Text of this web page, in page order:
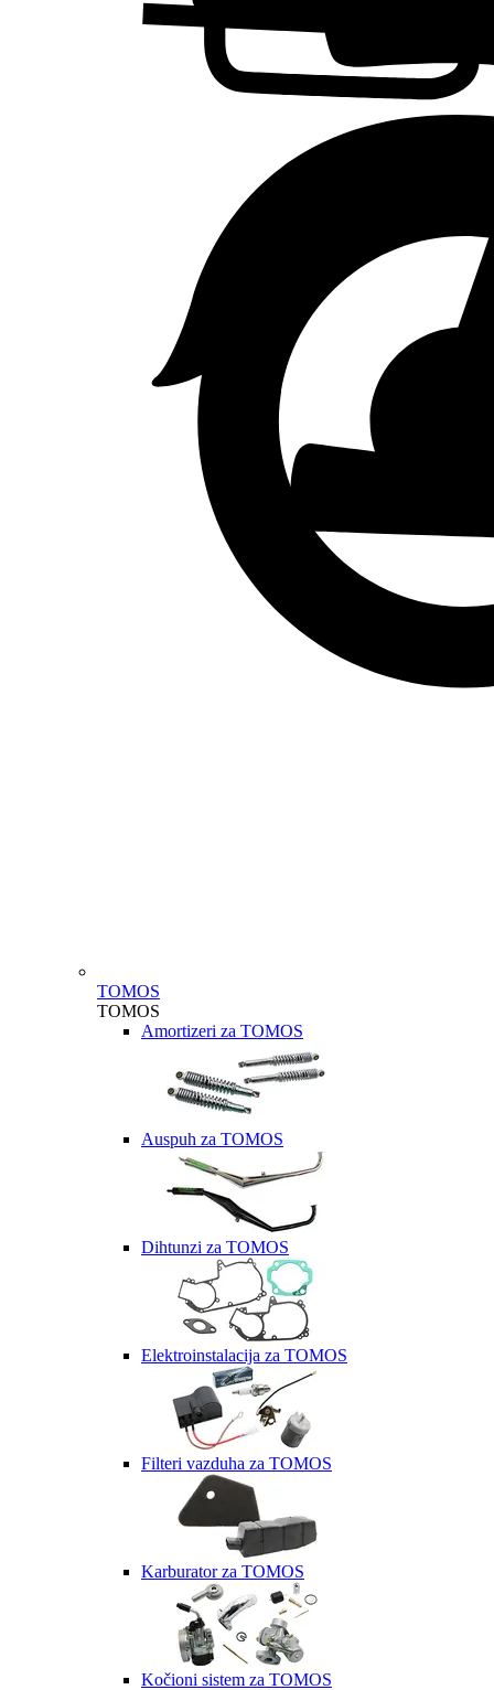
TOMOS
TOMOS
Amortizeri za TOMOS
Auspuh za TOMOS
Dihtunzi za TOMOS
Elektroinstalacija za TOMOS
Filteri vazduha za TOMOS
Karburator za TOMOS
Kočioni sistem za TOMOS